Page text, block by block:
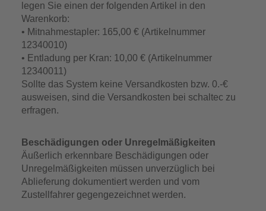
legen Sie einen der folgenden Artikel in den
Warenkorb:
• Mitnahmestapler: 165,00 € (Artikelnummer
12340010)
• Entladung per Kran: 10,00 € (Artikelnummer
12340011)
Sollte das System keine Versandkosten bzw. 0.-€
ausweisen, sind die Versandkosten bei schaltec zu
erfragen.
Beschädigungen oder Unregelmäßigkeiten
Äußerlich erkennbare Beschädigungen oder
Unregelmäßigkeiten müssen unverzüglich bei
Ablieferung dokumentiert werden und vom
Zustellfahrer gegengezeichnet werden.